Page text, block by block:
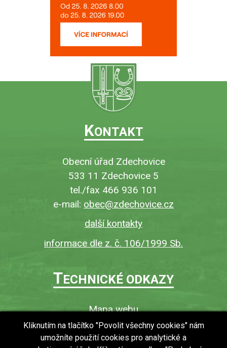
KONTAKT
Obecní úřad Zdechovice
533 11 Zdechovice 5
tel./fax 466 936 101
e-mail: obec@zdechovice.cz
další kontakty
informace dle z. č. 106/1999 Sb.
TECHNICKÉ ODKAZY
Mapa webu
O webu
Povinně zveřejňované informace
Kliknutím na tlačítko "Povolit všechny cookies" nám
umožníte použití cookies pro analytické a